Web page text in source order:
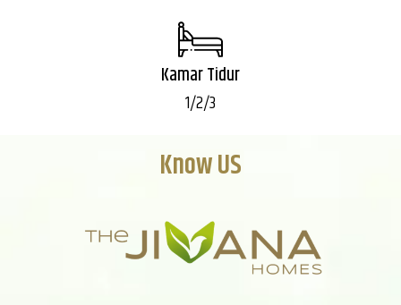
Kamar Tidur
1/2/3
Know US